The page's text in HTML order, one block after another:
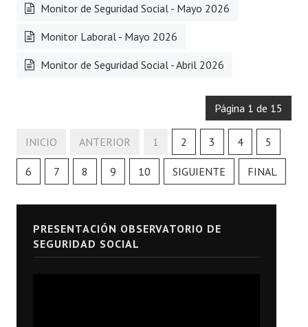
Monitor de Seguridad Social - Mayo 2026
Monitor Laboral - Mayo 2026
Monitor de Seguridad Social - Abril 2026
Página 1 de 15
INICIO ANTERIOR 1 2 3 4 5
6 7 8 9 10 SIGUIENTE FINAL
PRESENTACIÓN OBSERVATORIO DE
SEGURIDAD SOCIAL